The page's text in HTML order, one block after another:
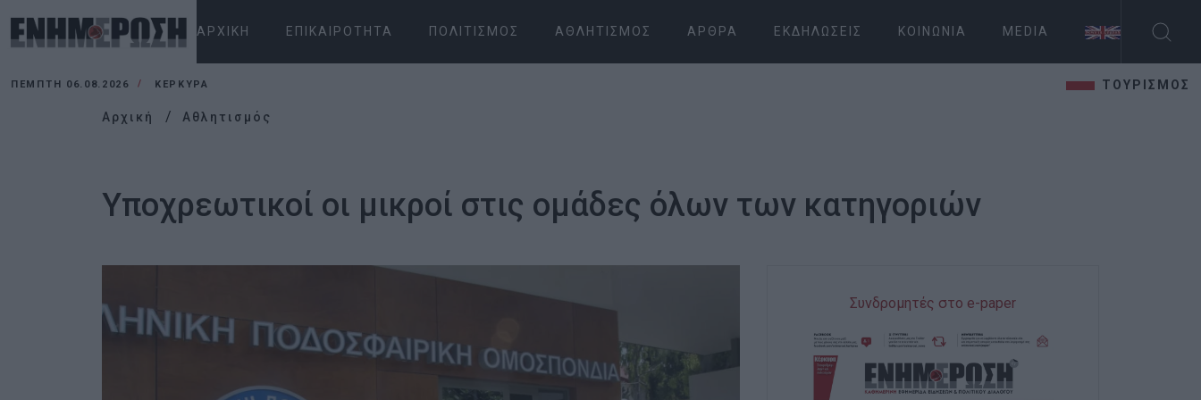
ΑΡΧΙΚΉ ΕΠΙΚΑΙΡΌΤΗΤΑ ΠΟΛΙΤΙΣΜΌΣ ΑΘΛΗΤΙΣΜΌΣ ΆΡΘΡΑ ΕΚΔΗΛΏΣΕΙΣ ΚΟΙΝΩΝΊΑ MEDIA
ΠΈΜΠΤΗ 06.08.2026 ΚΕΡΚΥΡΑ ΤΟΥΡΙΣΜΟΣ
Αρχική Αθλητισμός
Υποχρεωτικοί οι μικροί στις ομάδες όλων των κατηγοριών
Συνδρομητές στο e-paper